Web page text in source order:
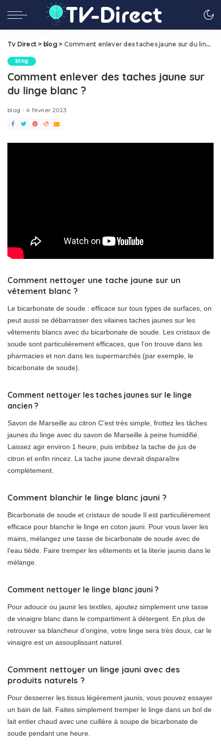
Tv Direct > blog> Comment enlever des taches jaune sur du linge blanc ?
blog
Comment enlever des taches jaune sur
du linge blanc ?
blog 4 février 2023
Comment nettoyer une tache jaune sur un
vêtement blanc ?
Le bicarbonate de soude : efficace sur tous types de surfaces, on
peut aussi se débarrasser des vilaines taches jaunes sur les
vêtements blancs avec du bicarbonate de soude. Les cristaux de
soude sont particulièrement efficaces, que l’on trouve dans les
pharmacies et non dans les supermarchés (par exemple, le
bicarbonate de soude).
Comment nettoyer les taches jaunes sur le linge
ancien ?
Savon de Marseille au citron C’est très simple, frottez les tâches
jaunes du linge avec du savon de Marseille à peine humidifié.
Laissez agir environ 1 heure, puis imbibez la tache de jus de
citron et enfin rincez. La tache jaune devrait disparaître
complètement.
Comment blanchir le linge blanc jauni ?
Bicarbonate de soude et cristaux de soude Il est particulièrement
efficace pour blanchir le linge en coton jauni. Pour vous laver les
mains, mélangez une tasse de bicarbonate de soude avec de
l’eau tiède. Faire tremper les vêtements et la literie jaunis dans le
mélange.
Comment nettoyer le linge blanc jauni ?
Pour adoucir ou jaunir les textiles, ajoutez simplement une tasse
de vinaigre blanc dans le compartiment à détergent. En plus de
retrouver sa blancheur d’origine, votre linge sera très doux, car le
vinaigre est un assouplissant naturel.
Comment nettoyer un linge jauni avec des
produits naturels ?
Pour desserrer les tissus légèrement jaunis, vous pouvez essayer
un bain de lait. Faites simplement tremper le linge dans un bol de
lait entier chaud avec une cuillère à soupe de bicarbonate de
soude pendant une heure.